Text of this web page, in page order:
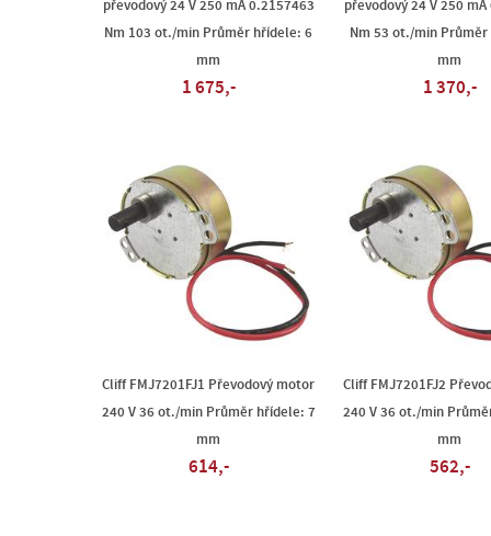
převodový 24 V 250 mA 0.2157463
Nm 103 ot./min Průměr hřídele: 6
mm
1 675,-
převodový 24 V 250
Nm 53 ot./min
mm
1 370,-
Cliff FMJ7201FJ1 Převodový motor
240 V 36 ot./min Průměr hřídele: 7
mm
614,-
Cliff FMJ7201FJ2
240 V 36 ot./min
mm
562,-